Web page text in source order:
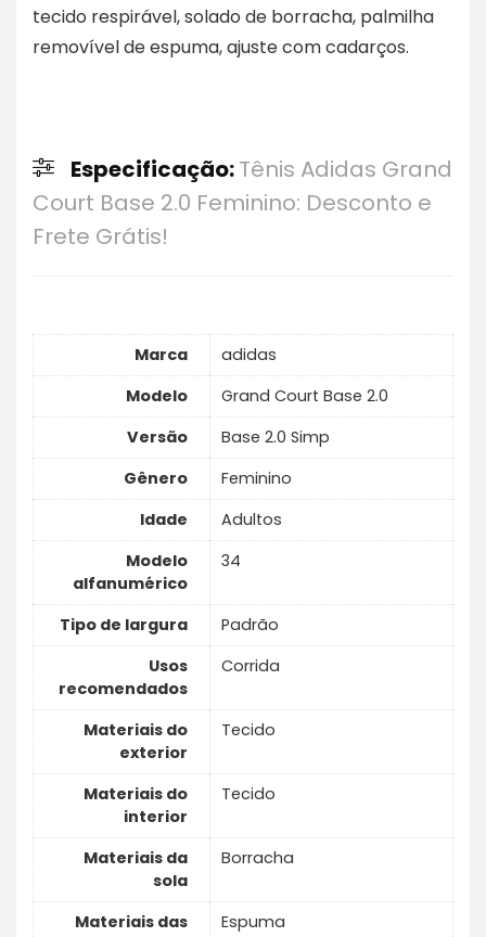
tecido respirável, solado de borracha, palmilha
removível de espuma, ajuste com cadarços.
Especificação:Tênis Adidas Grand
Court Base 2.0 Feminino: Desconto e
Frete Grátis!
Marca
adidas
Modelo
Grand Court Base 2.0
Versão
Base 2.0 Simp
Gênero
Feminino
Idade
Adultos
Modelo
alfanumérico
34
Tipo de largura
Padrão
Usos
recomendados
Corrida
Materiais do
exterior
Tecido
Materiais do
interior
Tecido
Materiais da
sola
Borracha
Materiais das
Espuma